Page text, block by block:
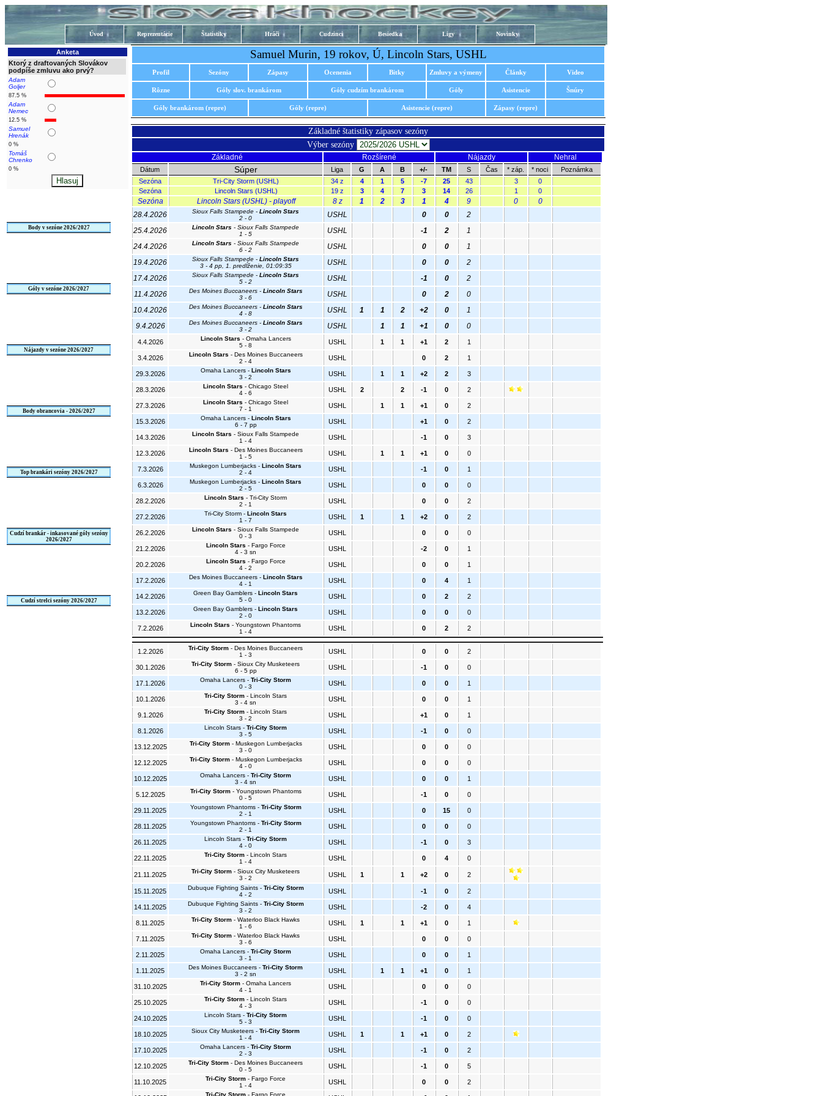
Úvod Reprezentácie Štatistiky Hráči Cudzinci Besiedka Ligy Novinky
Anketa
Ktorý z draftovaných Slovákov
podpíše zmluvu ako prvý?
Adam
Goljer
87.5 %
Adam
Nemec
12.5 %
Samuel
Hrenák
0 %
Tomáš
Chrenko
0 %
Body v sezóne 2026/2027
Góly v sezóne 2026/2027
Nájazdy v sezóne 2026/2027
Body obrancovia - 2026/2027
Top brankári sezóny 2026/2027
Cudzí brankár - inkasované góly sezóny
2026/2027
Cudzí strelci sezóny 2026/2027
Samuel Murin, 19 rokov, Ú, Lincoln Stars, USHL
Profil Sezóny Zápasy Ocenenia Bitky Zmluvy a výmeny Články Video
Rôzne Góly slov. brankárom Góly cudzím brankárom Góly Asistencie Šnúry
Góly brankárom (repre) Góly (repre) Asistencie (repre) Zápasy (repre)
Základné štatistiky zápasov sezóny
Výber sezóny
Základné Rozšírené Nájazdy Nehral
Dátum Súper Liga G A B +/- TM S Čas * záp. * noci
Poznámka
Sezóna
Tri-City Storm (USHL) 34 z 4 1 5 -7 25 43 3
0
Sezóna
Lincoln Stars (USHL) 19 z 3 4 7 3 14 26 1 0
Sezóna Lincoln Stars (USHL) - playoff 8 z 1 2 3 1 4 9 0
0
28.4.2026
Sioux Falls Stampede - Lincoln Stars
2 - 0
USHL 0 0
2
25.4.2026
Lincoln Stars - Sioux Falls Stampede
1 - 5
USHL -1 2
1
24.4.2026
Lincoln Stars - Sioux Falls Stampede
6 - 2
USHL 0 0
1
19.4.2026
Sioux Falls Stampede - Lincoln Stars
3 - 4 pp, 1. predĺženie, 01:09:35
USHL 0 0
2
17.4.2026
Sioux Falls Stampede - Lincoln Stars
5 - 2
USHL -1 0
2
11.4.2026
Des Moines Buccaneers - Lincoln Stars
3 - 6
USHL 0 2
0
10.4.2026
Des Moines Buccaneers - Lincoln Stars
4 - 8
USHL 1 1 2 +2 0
1
9.4.2026
Des Moines Buccaneers - Lincoln Stars
3 - 2
USHL 1 1 +1 0 0
4.4.2026 Lincoln Stars - Omaha Lancers
5 - 8
USHL 1 1 +1 2 1
3.4.2026 Lincoln Stars - Des Moines Buccaneers
2 - 4
USHL 0 2 1
29.3.2026 Omaha Lancers - Lincoln Stars
3 - 2
USHL 1 1 +2 2 3
28.3.2026 Lincoln Stars - Chicago Steel
4 - 6
USHL 2 2 -1 0 2
27.3.2026 Lincoln Stars - Chicago Steel
7 - 1
USHL 1 1 +1 0 2
15.3.2026 Omaha Lancers - Lincoln Stars
6 - 7 pp
USHL +1 0 2
14.3.2026 Lincoln Stars - Sioux Falls Stampede
1 - 4
USHL -1 0 3
12.3.2026 Lincoln Stars - Des Moines Buccaneers
1 - 5
USHL 1 1 +1 0 0
7.3.2026 Muskegon Lumberjacks - Lincoln Stars
2 - 4
USHL -1 0 1
6.3.2026 Muskegon Lumberjacks - Lincoln Stars
2 - 5
USHL 0 0 0
28.2.2026 Lincoln Stars - Tri-City Storm
2 - 1
USHL 0 0 2
27.2.2026 Tri-City Storm - Lincoln Stars
1 - 7
USHL 1 1 +2 0 2
26.2.2026 Lincoln Stars - Sioux Falls Stampede
0 - 3
USHL 0 0 0
21.2.2026 Lincoln Stars - Fargo Force
4 - 3 sn
USHL -2 0 1
20.2.2026 Lincoln Stars - Fargo Force
4 - 2
USHL 0 0 1
17.2.2026 Des Moines Buccaneers - Lincoln Stars
4 - 1
USHL 0 4 1
14.2.2026 Green Bay Gamblers - Lincoln Stars
5 - 0
USHL 0 2 2
13.2.2026 Green Bay Gamblers - Lincoln Stars
2 - 0
USHL 0 0 0
7.2.2026 Lincoln Stars - Youngstown Phantoms
1 - 4
USHL 0 2 2
1.2.2026 Tri-City Storm - Des Moines Buccaneers
1 - 3
USHL 0 0 2
30.1.2026 Tri-City Storm - Sioux City Musketeers
6 - 5 pp
USHL -1 0 0
17.1.2026 Omaha Lancers - Tri-City Storm
0 - 3
USHL 0 0 1
10.1.2026 Tri-City Storm - Lincoln Stars
3 - 4 sn
USHL 0 0 1
9.1.2026 Tri-City Storm - Lincoln Stars
3 - 2
USHL +1 0 1
8.1.2026 Lincoln Stars - Tri-City Storm
3 - 5
USHL -1 0 0
13.12.2025 Tri-City Storm- Muskegon Lumberjacks
3 - 0
USHL 0 0 0
12.12.2025 Tri-City Storm- Muskegon Lumberjacks
4 - 0
USHL 0 0 0
10.12.2025 Omaha Lancers - Tri-City Storm
3 - 4 sn
USHL 0 0 1
5.12.2025 Tri-City Storm- Youngstown Phantoms
0 - 5
USHL -1 0 0
29.11.2025 Youngstown Phantoms - Tri-City Storm
2 - 1
USHL 0 15 0
28.11.2025 Youngstown Phantoms - Tri-City Storm
2 - 1
USHL 0 0 0
26.11.2025 Lincoln Stars - Tri-City Storm
4 - 0
USHL -1 0 3
22.11.2025 Tri-City Storm - Lincoln Stars
1 - 4
USHL 0 4 0
21.11.2025 Tri-City Storm - Sioux City Musketeers
3 - 2
USHL 1 1 +2 0 2
15.11.2025 Dubuque Fighting Saints - Tri-City Storm
4 - 2
USHL -1 0 2
14.11.2025 Dubuque Fighting Saints - Tri-City Storm
3 - 2
USHL -2 0 4
8.11.2025 Tri-City Storm - Waterloo Black Hawks
1 - 6
USHL 1 1 +1 0 1
7.11.2025 Tri-City Storm - Waterloo Black Hawks
3 - 6
USHL 0 0 0
2.11.2025 Omaha Lancers - Tri-City Storm
3 - 1
USHL 0 0 1
1.11.2025 Des Moines Buccaneers - Tri-City Storm
3 - 2 sn
USHL 1 1 +1 0 1
31.10.2025 Tri-City Storm - Omaha Lancers
4 - 1
USHL 0 0 0
25.10.2025 Tri-City Storm - Lincoln Stars
4 - 3
USHL -1 0 0
24.10.2025 Lincoln Stars - Tri-City Storm
5 - 3
USHL -1 0 0
18.10.2025 Sioux City Musketeers - Tri-City Storm
1 - 4
USHL 1 1 +1 0 2
17.10.2025 Omaha Lancers - Tri-City Storm
2 - 3
USHL -1 0 2
12.10.2025 Tri-City Storm - Des Moines Buccaneers
0 - 5
USHL -1 0 5
11.10.2025 Tri-City Storm - Fargo Force
1 - 4
USHL 0 0 2
Tri-City Storm - Fargo Force